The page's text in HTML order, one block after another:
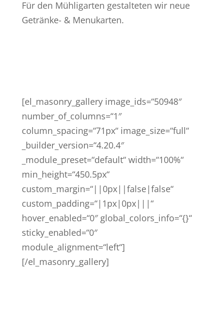
Für den Mühligarten gestalteten wir neue
Getränke- & Menukarten.
[el_masonry_gallery image_ids=“50948″
number_of_columns=“1″
column_spacing=“71px“ image_size=“full“
_builder_version=“4.20.4″
_module_preset=“default“ width=“100%“
min_height=“450.5px“
custom_margin=“||0px||false|false“
custom_padding=“|1px|0px|||“
hover_enabled=“0″ global_colors_info=“{}“
sticky_enabled=“0″
module_alignment=“left“]
[/el_masonry_gallery]